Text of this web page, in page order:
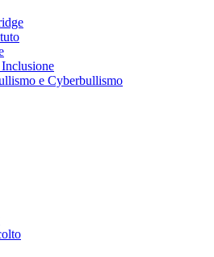
e Cyberbullismo